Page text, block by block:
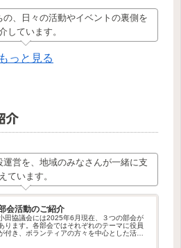
、日々の活動やイベントの裏側を
しています。
もっと見る
介
営を、地域のみなさんが一緒に支
えています。
会活動のご紹介
田協議会には2025年6月現在、３つの部会が
ります。各部会ではそれぞれのテーマに役員
付き、ボランティアの方々を中心とした活動